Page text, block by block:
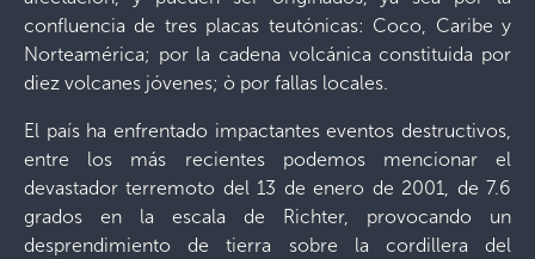
confluencia de tres placas teutónicas: Coco, Caribe y
Norteamérica; por la cadena volcánica constituida por
diez volcanes jóvenes; ò por fallas locales.
El país ha enfrentado impactantes eventos destructivos,
entre los más recientes podemos mencionar el
devastador terremoto del 13 de enero de 2001, de 7.6
grados en la escala de Richter, provocando un
desprendimiento de tierra sobre la cordillera del